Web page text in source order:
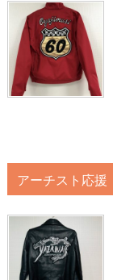
アーチスト応援